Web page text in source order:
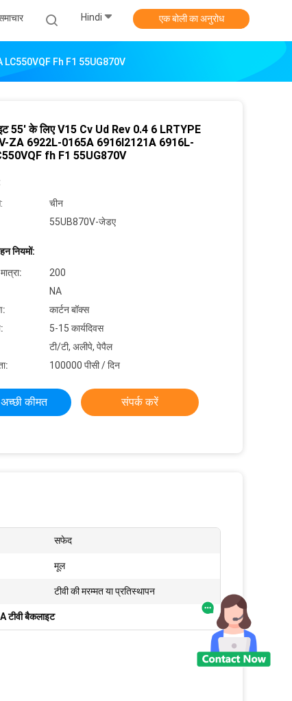
Hindi एक बोली का अनुरोध
LC550VQF Fh F1 55UG870V
55' के लिए V15 Cv Ud Rev 0.4 6 LRTYPE
ZA 6922L-0165A 6916l2121A 6916L-
fh F1 55UG870V
चीन
55UB870V-जेडए
नियमों:
200
NA
कार्टन बॉक्स
5-15 कार्यदिवस
टी/टी, अलीपे, पेपैल
100000 पीसी / दिन
कीमत संपर्क करें
सफेद
मूल
टीवी की मरम्मत या प्रतिस्थापन
टीवी बैकलाइट